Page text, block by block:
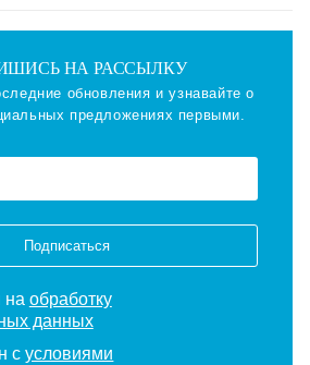
НА РАССЫЛКУ
обновления и узнавайте о
предложениях первыми.
Подписаться
на обработку
данных
сусловиями